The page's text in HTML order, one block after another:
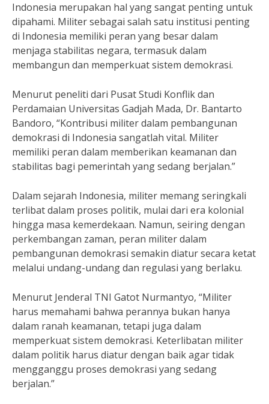
Indonesia merupakan hal yang sangat penting untuk
dipahami. Militer sebagai salah satu institusi penting
di Indonesia memiliki peran yang besar dalam
menjaga stabilitas negara, termasuk dalam
membangun dan memperkuat sistem demokrasi.
Menurut peneliti dari Pusat Studi Konflik dan
Perdamaian Universitas Gadjah Mada, Dr. Bantarto
Bandoro, “Kontribusi militer dalam pembangunan
demokrasi di Indonesia sangatlah vital. Militer
memiliki peran dalam memberikan keamanan dan
stabilitas bagi pemerintah yang sedang berjalan.”
Dalam sejarah Indonesia, militer memang seringkali
terlibat dalam proses politik, mulai dari era kolonial
hingga masa kemerdekaan. Namun, seiring dengan
perkembangan zaman, peran militer dalam
pembangunan demokrasi semakin diatur secara ketat
melalui undang-undang dan regulasi yang berlaku.
Menurut Jenderal TNI Gatot Nurmantyo, “Militer
harus memahami bahwa perannya bukan hanya
dalam ranah keamanan, tetapi juga dalam
memperkuat sistem demokrasi. Keterlibatan militer
dalam politik harus diatur dengan baik agar tidak
mengganggu proses demokrasi yang sedang
berjalan.”